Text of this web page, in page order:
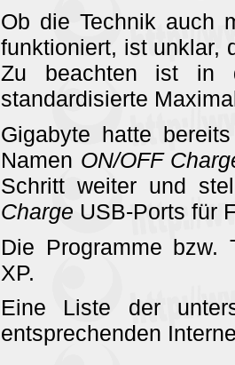
Ob die Technik auch
funktioniert, ist unklar,
Zu beachten ist in
standardisierte
Gigabyte hatte
Namen ON/OFF
Schritt weiter und
Charge USB-Ports für
Die Programme bzw.
XP.
Eine Liste der
entsprechenden